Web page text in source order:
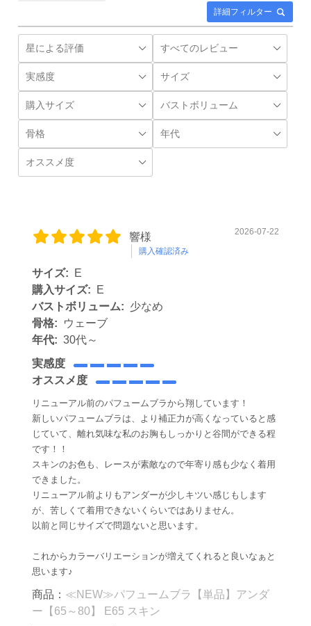
詳細フィルター
響様
購入確認済み
2026-07-22
サイズ:
E
購入サイズ:
E
バストボリューム: 少なめ
骨格:
ウェーブ
年代: 30代～
実感度
オススメ度
リニューアル前のパフュームブラから翔しています！
新しいパフュームブラは、より補正力が高くなっていると感
じていて、離れ気味な私のお胸もしっかりと谷間ができる程
です！！
スキンのお色も、レースが素敵なので年寄り感も少なく着用
できました。
リニューアル前よりもアンダーが少しキツい感じもします
が、苦しくて着用できないくらいではありません。
以前と同じサイズで問題ないと思います。
これからカラーバリエーションが増えてくれると良いなぁと
思います♪
商品： ≪NEW≫パフュームブラ【単品】アンダ
ー【65～80】 E65 スキン